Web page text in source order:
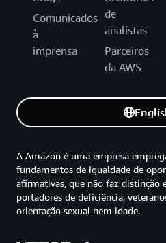
Comunicados
à
imprensa
de
analistas
Parceiros
da AWS
A Amazon é uma empresa
fundamentos de igualdade de
afirmativas, que não faz distinção
portadores de deficiência,
orientação sexual nem idade.